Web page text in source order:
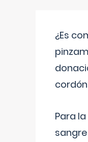
¿Es
Para